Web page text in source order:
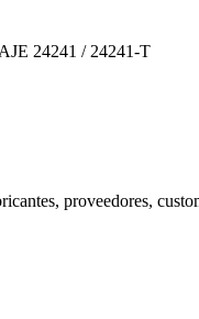
24241 / 24241-T
proveedores,